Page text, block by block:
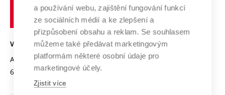
Transfer znalostí
Open Science
Projekty
Projekty ze strukturálních fondů
Specifický výzkum
Mezinárodní dohody
Univerzitní sítě
Podnikavá univerzita / ContriBUTe
Bezpečná univerzita
Vyznamenání
Organizační struktura
technické
Brně
VYSOKÉ UČENÍ TECHNICKÉ V BRNĚ
Antonínská 548/1
602 00 Brno
www.vut.cz
vut@vutbr.cz
a používání webu, zajištění fungování funkcí
ze sociálních médií a ke zlepšení a
přizpůsobení obsahu a reklam. Se souhlasem
můžeme také předávat marketingovým
platformám některé osobní údaje pro
marketingové účely.
Zjistit více